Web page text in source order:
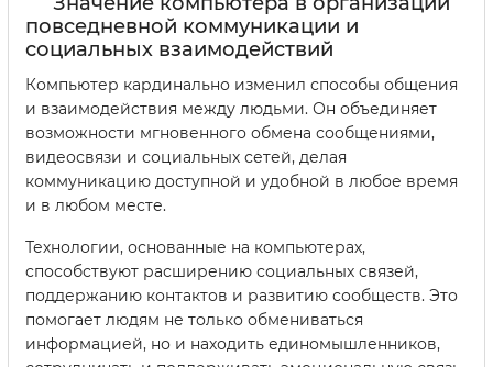
повседневной коммуникации и
социальных взаимодействий
Компьютер кардинально изменил способы общения
и взаимодействия между людьми. Он объединяет
возможности мгновенного обмена сообщениями,
видеосвязи и социальных сетей, делая
коммуникацию доступной и удобной в любое время
и в любом месте.
Технологии, основанные на компьютерах,
способствуют расширению социальных связей,
поддержанию контактов и развитию сообществ. Это
помогает людям не только обмениваться
информацией, но и находить единомышленников,